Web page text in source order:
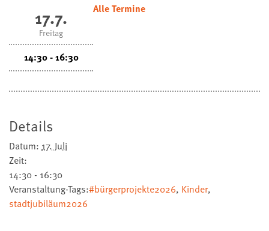
17.7.
Freitag
14:30 - 16:30
Alle Termine
Details
Datum: 17. Juli
Zeit:
14:30 - 16:30
Veranstaltung-Tags:#bürgerprojekte2026, Kinder,
stadtjubiläum2026